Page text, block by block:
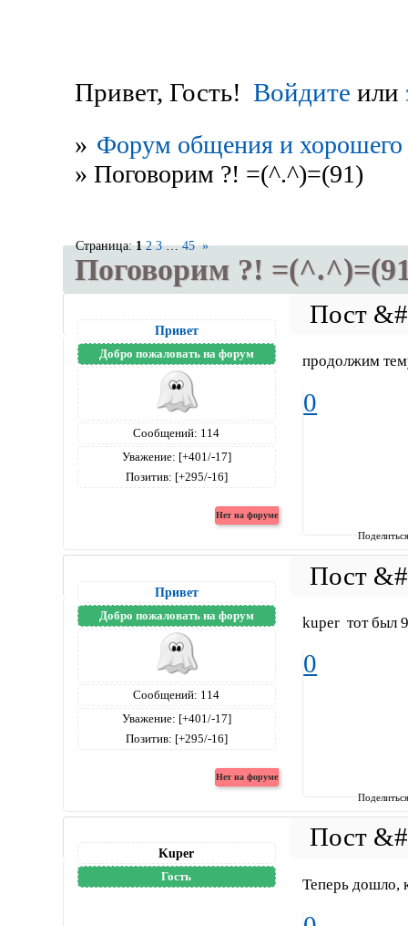
Привет, Гость! Войдите или
» Форум общения и хорошего
» Поговорим ?! =(^.^)=(91)
Поговорим ?!
Страница:1 2 3 … 45 »
Привет
Добро пожаловать на форум
Сообщений: 114
Уважение: [+401/-17]
Позитив: [+295/-16]
продолжим
0
Привет
Добро пожаловать на форум
Сообщений: 114
Уважение: [+401/-17]
Позитив: [+295/-16]
kuper тот был
0
Kuper
Гость Теперь дошло,